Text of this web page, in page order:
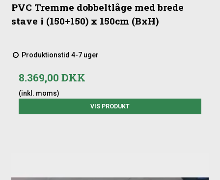
PVC Tremme dobbeltlåge med brede
stave i (150+150) x 150cm (BxH)
Produktionstid 4-7 uger
8.369,00 DKK
(inkl. moms)
VIS PRODUKT